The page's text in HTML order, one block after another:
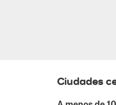
Ciudades